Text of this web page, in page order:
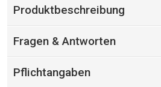
Produktbeschreibung
Fragen & Antworten
Pflichtangaben